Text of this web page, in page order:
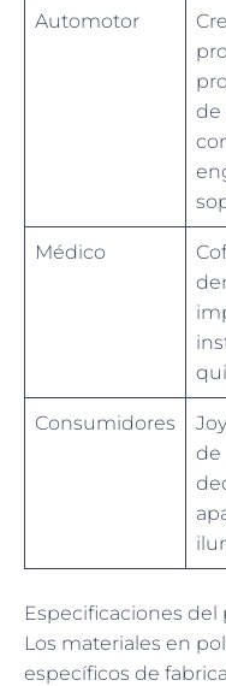
Automotor
de
Médico
Consumidores
de
Especificaciones del
Los materiales en
específicos de